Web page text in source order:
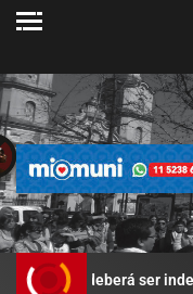
ser indemnizado